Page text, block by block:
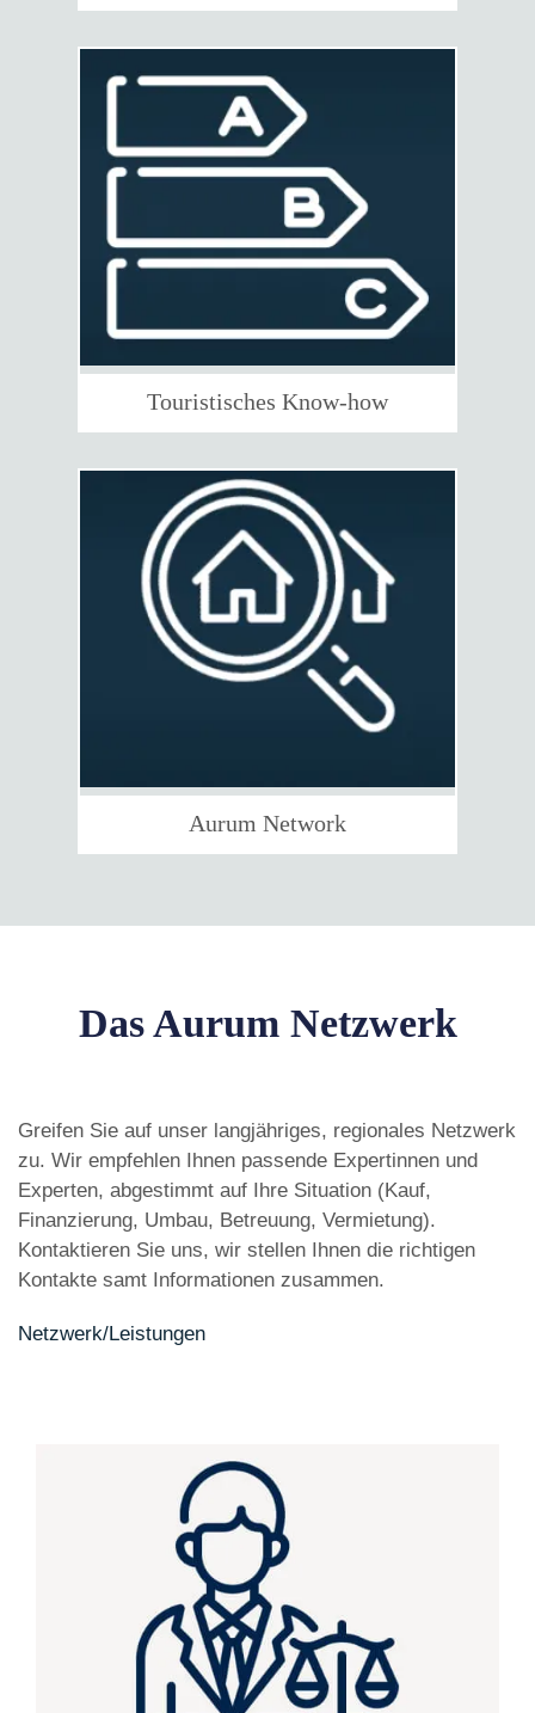
Touristisches Know-how
Aurum Network
Das Aurum Netzwerk
Greifen Sie auf unser langjähriges, regionales Netzwerk
zu. Wir empfehlen Ihnen passende Expertinnen und
Experten, abgestimmt auf Ihre Situation (Kauf,
Finanzierung, Umbau, Betreuung, Vermietung).
Kontaktieren Sie uns, wir stellen Ihnen die richtigen
Kontakte samt Informationen zusammen.
Netzwerk/Leistungen